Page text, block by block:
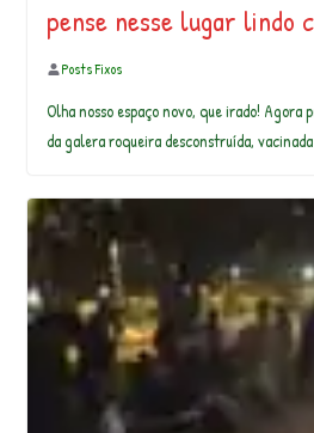
pense nesse lugar lindo
Posts Fixos
Olha nosso espaço novo, que irado! Agora
da galera roqueira desconstruída,